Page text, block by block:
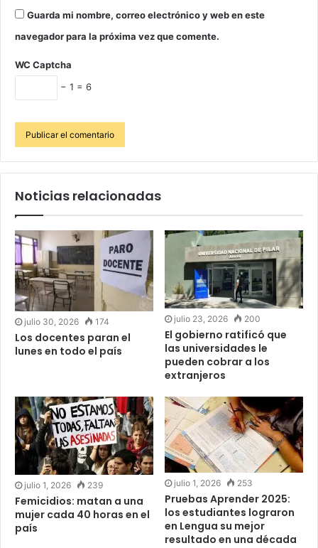
Guarda mi nombre, correo electrónico y web en este
navegador para la próxima vez que comente.
WC Captcha
− 1 = 6
Noticias relacionadas
julio 30, 2026 174
Los docentes paran el
lunes en todo el país
julio 23, 2026 200
El gobierno ratificó que
las universidades le
pueden cobrar a los
extranjeros
julio 1, 2026 239
Femicidios: matan a una
mujer cada 40 horas en el
país
julio 1, 2026 253
Pruebas Aprender 2025:
los estudiantes lograron
en Lengua su mejor
resultado en una década